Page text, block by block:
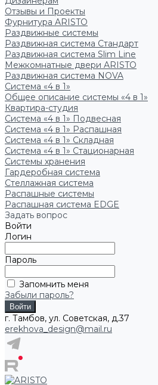
Отзывы и Проекты
Фурнитура ARISTO
Раздвижные системы
Раздвижная система Стандарт
Раздвижная система Slim Line
Межкомнатные двери ARISTO
Раздвижная система NOVA
Система «4 в 1»
Общее описание системы «4 в 1»
Квартира-студия
Система «4 в 1» Подвесная
Система «4 в 1» Распашная
Система «4 в 1» Складная
Система «4 в 1» Стационарная
Системы хранения
Гардеробная система
Стеллажная система
Распашные системы
Распашная система EDGE
Задать вопрос
Войти
Логин
Пароль
Запомнить меня
Забыли пароль?
г. Тамбов, ул. Советская, д.37
erekhova_design@mail.ru